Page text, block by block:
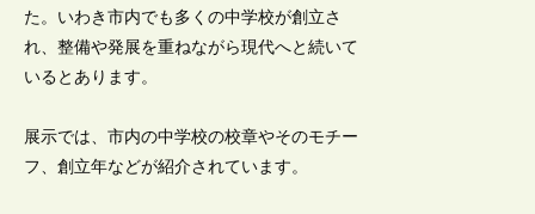
た。いわき市内でも多くの中学校が創立さ
れ、整備や発展を重ねながら現代へと続いて
いるとあります。
展示では、市内の中学校の校章やそのモチー
フ、創立年などが紹介されています。